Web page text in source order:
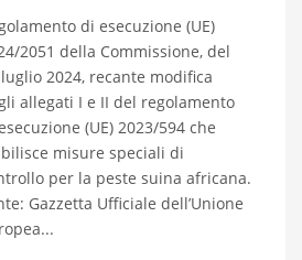
di esecuzione (UE)
2051 della Commissione, del
2024, recante modifica
allegati I e II del regolamento
(UE) 2023/594 che
misure speciali di
per la peste suina africana.
Gazzetta Ufficiale dell’Unione